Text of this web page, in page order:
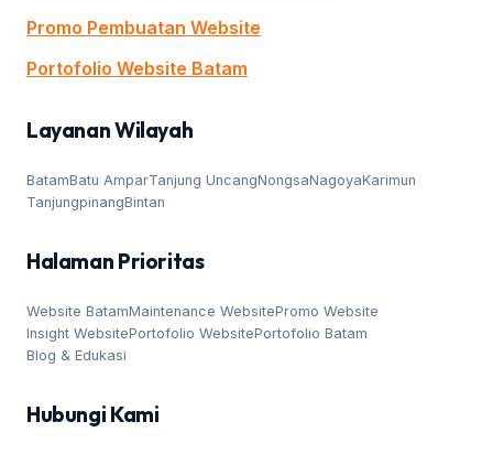
Promo Pembuatan Website
Portofolio Website Batam
Layanan Wilayah
BatamBatu AmparTanjung UncangNongsaNagoyaKarimun
TanjungpinangBintan
Halaman Prioritas
Website BatamMaintenance WebsitePromo Website
Insight WebsitePortofolio WebsitePortofolio Batam
Blog & Edukasi
Hubungi Kami